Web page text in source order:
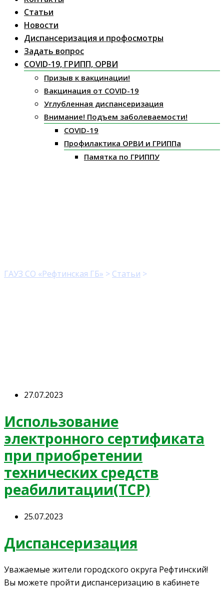
Статьи
Новости
Диспансеризация и профосмотры
Задать вопрос
COVID-19, ГРИПП, ОРВИ
Призыв к вакцинации!
Вакцинация от COVID-19
Углубленная диспансеризация
Внимание! Подъем заболеваемости!
COVID-19
Профилактика ОРВИ и ГРИППа
Памятка по ГРИППУ
ГАУЗ СО «Рефтинская ГБ» > Статьи >
27.07.2023
Использование
электронного сертификата
при приобретении
технических средств
реабилитации(ТСР)
25.07.2023
Диспансеризация
Уважаемые жители городского округа Рефтинский!
Вы можете пройти диспансеризацию в кабинете